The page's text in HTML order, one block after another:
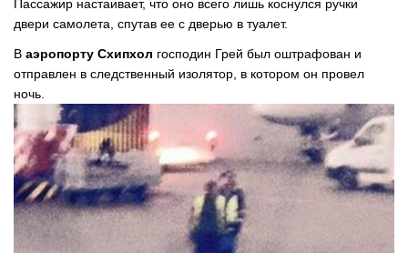
Пассажир настаивает, что оно всего лишь коснулся ручки
двери самолета, спутав ее с дверью в туалет.
В аэропорту Схипхол господин Грей был оштрафован и
отправлен в следственный изолятор, в котором он провел
ночь.